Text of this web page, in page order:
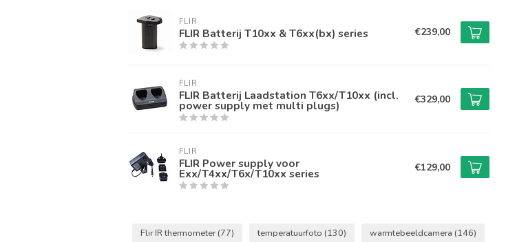
FLIR
FLIR Batterij T10xx & T6xx(bx) series €239,00
FLIR
FLIR Batterij Laadstation T6xx/T10xx (incl.
power supply met multi plugs) €329,00
FLIR
FLIR Power supply voor
Exx/T4xx/T6x/T10xx series €129,00
Flir IR thermometer(77) temperatuurfoto (130) warmtebeeldcamera (146)